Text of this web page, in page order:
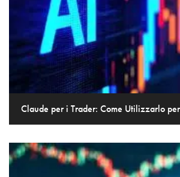
Claude per i Trader: Come Utilizzarlo